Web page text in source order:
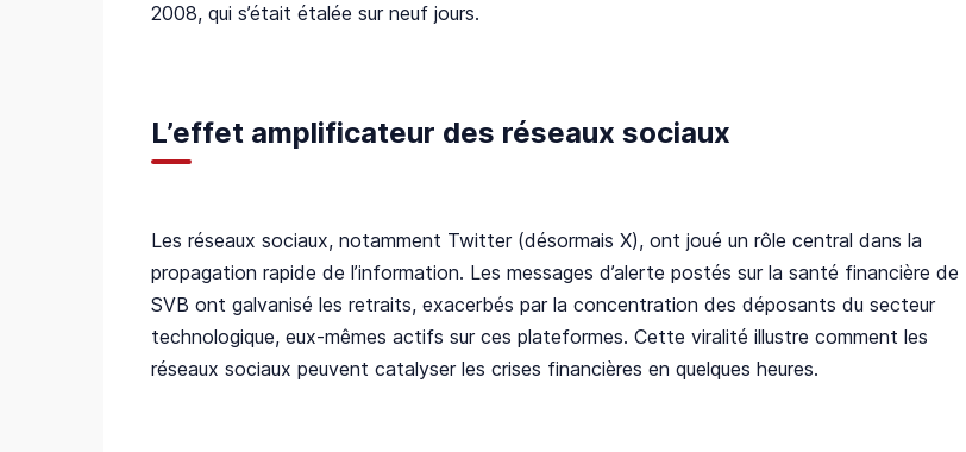
2008, qui s’était étalée sur neuf jours.
L’effet amplificateur des réseaux sociaux
Les réseaux sociaux, notamment Twitter (désormais X), ont joué un rôle central dans la
propagation rapide de l’information. Les messages d’alerte postés sur la santé financière de
SVB ont galvanisé les retraits, exacerbés par la concentration des déposants du secteur
technologique, eux-mêmes actifs sur ces plateformes. Cette viralité illustre comment les
réseaux sociaux peuvent catalyser les crises financières en quelques heures.